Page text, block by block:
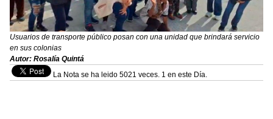
Usuarios de transporte público posan con una unidad que brindará servicio
en sus colonias
Autor: Rosalía Quintá
La Nota se ha leido 5021 veces. 1 en este Día.